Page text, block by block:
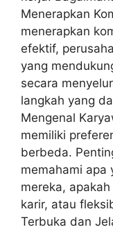
Menerapkan
menerapkan
efektif,
yang
secara
langkah yang
Mengenal
memiliki
berbeda.
memahami apa
mereka,
karir, atau
Terbuka dan